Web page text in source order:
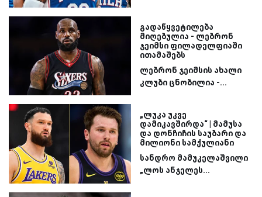
გადაწყვეტილება
მიღებულია - ლებრონ
ჯეიმსი ფილადელფიაში
ითამაშებს
ლებრონ ჯეიმსის ახალი
კლუბი ცნობილია -...
„ლუკა უკვე
დამიკავშირდა“ | მამუსა
და დონჩიჩის საუბარი და
მილიონი სამქულიანი
სანდრო მამუკელაშვილი
„ლოს ანჯელეს...